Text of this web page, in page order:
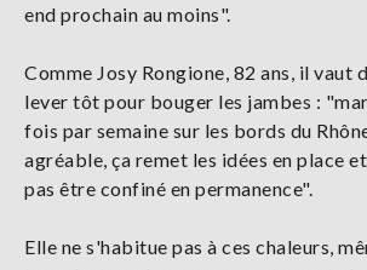
end prochain au moins".
Comme Josy Rongione, 82 ans, il vaut
lever tôt pour bouger les jambes :
fois par semaine sur les bords du
agréable, ça remet les idées en place
pas être confiné en permanence".
Elle ne s'habitue pas à ces chaleurs,